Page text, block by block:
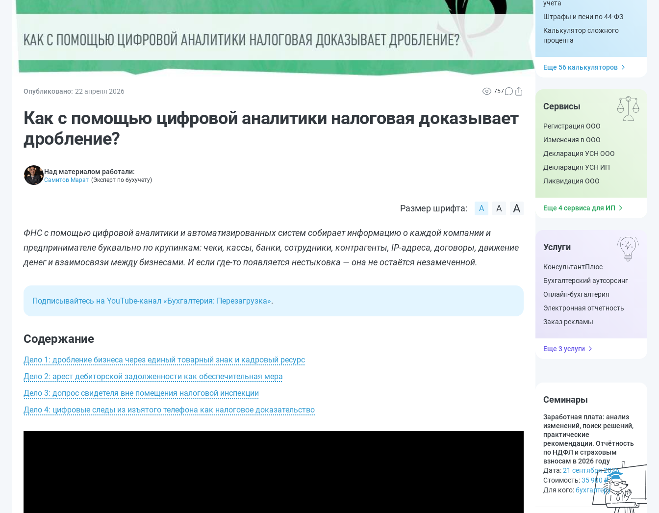
Опубликовано: 22 апреля 2026 757
Как с помощью цифровой аналитики налоговая доказывает
дробление?
Над материалом работали:
Самитов Марат (Эксперт по бухучету)
Размер шрифта:
ФНС с помощью цифровой аналитики и автоматизированных систем собирает информацию о каждой компании и
предпринимателе буквально по крупинкам: чеки, кассы, банки, сотрудники, контрагенты, IP-адреса, договоры, движение
денег и взаимосвязи между бизнесами. И если где-то появляется нестыковка — она не остаётся незамеченной.
Подписывайтесь на YouTube-канал «Бухгалтерия: Перезагрузка».
Содержание
Дело 1: дробление бизнеса через единый товарный знак и кадровый ресурс
Дело 2: арест дебиторской задолженности как обеспечительная мера
Дело 3: допрос свидетеля вне помещения налоговой инспекции
Дело 4: цифровые следы из изъятого телефона как налоговое доказательство
учета
Штрафы и пени по 44-ФЗ
Калькулятор сложного
процента
Еще 56 калькуляторов
Сервисы
Регистрация ООО
Изменения в ООО
Декларация УСН ООО
Декларация УСН ИП
Ликвидация ООО
Еще 4 сервиса для ИП
Услуги
КонсультантПлюс
Бухгалтерский аутсорсинг
Онлайн-бухгалтерия
Электронная отчетность
Заказ рекламы
Еще 3 услуги
Семинары
Заработная плата: анализ
изменений, поиск решений,
практические
рекомендации. Отчётность
по НДФЛ и страховым
взносам в 2026 году
Дата:21 сентября 2026
Стоимость:35 900 ₽
Для кого:бухгалтеру